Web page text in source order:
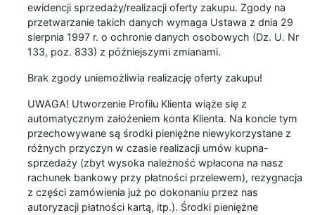
ewidencji sprzedaży/realizacji oferty zakupu. Zgody na
przetwarzanie takich danych wymaga Ustawa z dnia 29
sierpnia 1997 r. o ochronie danych osobowych (Dz. U. Nr
133, poz. 833) z późniejszymi zmianami.
Brak zgody uniemożliwia realizację oferty zakupu!
UWAGA! Utworzenie Profilu Klienta wiąże się z
automatycznym założeniem konta Klienta. Na koncie tym
przechowywane są środki pieniężne niewykorzystane z
różnych przyczyn w czasie realizacji umów kupna-
sprzedaży (zbyt wysoka należność wpłacona na nasz
rachunek bankowy przy płatności przelewem), rezygnacja
z części zamówienia już po dokonaniu przez nas
autoryzacji płatności kartą, itp.). Środki pieniężne